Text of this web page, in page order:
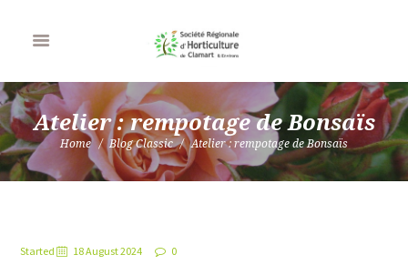
Atelier : rempotage de Bonsaïs
Home Blog Classic Atelier : rempotage de Bonsaïs
Started 18 August 2024 0